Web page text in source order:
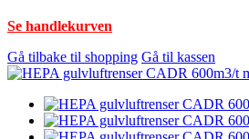
Se handlekurven
Gå tilbake til shopping Gå til kassen